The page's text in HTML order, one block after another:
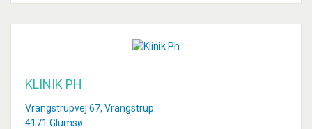
KLINIK PH
Vrangstrupvej 67, Vrangstrup
4171 Glumsø